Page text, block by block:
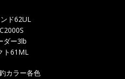
ド62UL
ダー3lb
ト61ML
カラー各色